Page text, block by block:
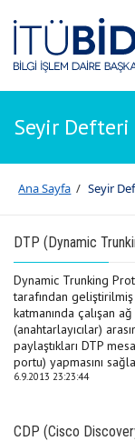
Seyir Defteri
Ana Sayfa / Seyir
DTP (Dynamic
Dynamic Trunking
tarafından
katmanında çalışan
(anahtarlayıcılar)
paylaştıkları DTP
portu) yapmasını
6.9.2013 23:23:44
CDP (Cisco